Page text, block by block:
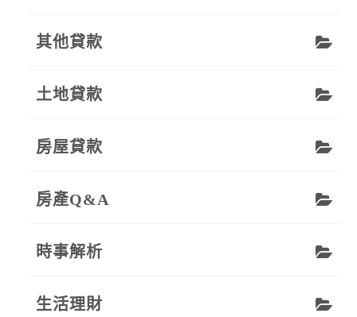
其他貸款
土地貸款
房屋貸款
房產Q&A
時事解析
生活理財